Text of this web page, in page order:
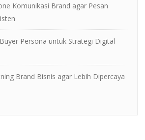
Komunikasi Brand agar Pesan
Persona untuk Strategi Digital
Brand Bisnis agar Lebih Dipercaya